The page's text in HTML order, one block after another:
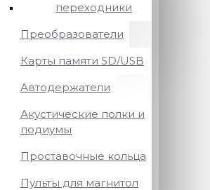
переходники
Преобразователи
Карты памяти SD/USB
Автодержатели
Акустические полки и
подиумы
Проставочные кольца
Пульты для магнитол